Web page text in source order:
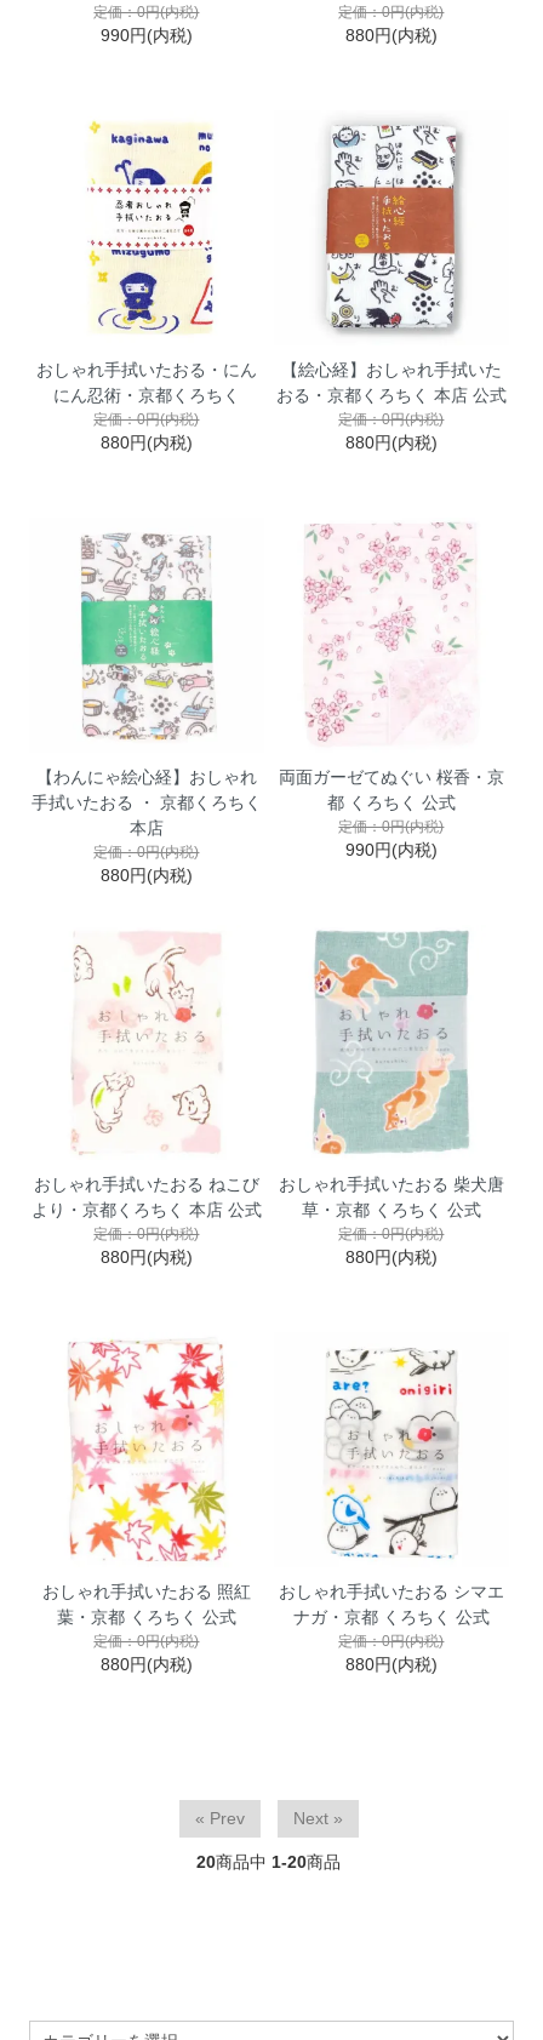
定価：0円(内税)
990円(内税)
定価：0円(内税)
880円(内税)
おしゃれ手拭いたおる・にん
にん忍術・京都くろちく
定価：0円(内税)
880円(内税)
【絵心経】おしゃれ手拭いた
おる・京都くろちく 本店 公式
定価：0円(内税)
880円(内税)
【わんにゃ絵心経】おしゃれ
手拭いたおる ・ 京都くろちく
本店
定価：0円(内税)
880円(内税)
両面ガーゼてぬぐい 桜香・京
都 くろちく 公式
定価：0円(内税)
990円(内税)
おしゃれ手拭いたおる ねこび
より・京都くろちく 本店 公式
定価：0円(内税)
880円(内税)
おしゃれ手拭いたおる 柴犬唐
草・京都 くろちく 公式
定価：0円(内税)
880円(内税)
おしゃれ手拭いたおる 照紅
葉・京都 くろちく 公式
定価：0円(内税)
880円(内税)
おしゃれ手拭いたおる シマエ
ナガ・京都 くろちく 公式
定価：0円(内税)
880円(内税)
« Prev Next »
20商品中 1-20商品